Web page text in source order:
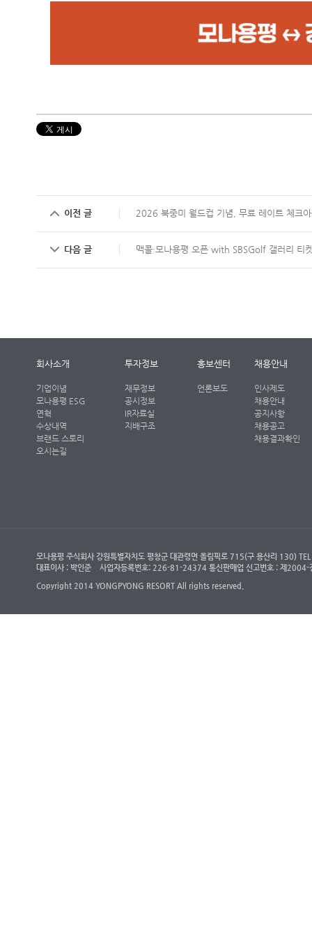
이전 글 2026 북중미 월드컵 기념, 무료 레이트 체크
다음 글 맥콜·모나용평 오픈 with SBSGolf 갤러리
회사소개
기업이념
모나용평 ESG
연혁
수상내역
브랜드 스토리
오시는길
투자정보
재무정보
공시정보
IR자료실
지배구조
홍보센터
언론보도
채용안내
인사제도
채용안내
공지사항
채용공고
채용결과확인
모나용평 주식회사 강원특별자치도 평창군 대관령면 올림픽로 715(구 용산리
대표이사 : 박인준
사업자등록번호: 226-81-24374 통신판매업 신고번호 : 제2004-
Copyright 2014 YONGPYONG RESORT All rights reserved.